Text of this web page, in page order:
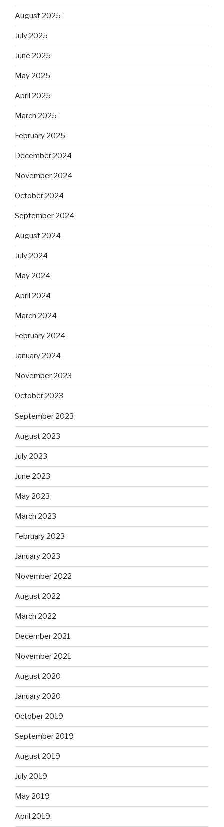
August 2025
July 2025
June 2025
May 2025
April 2025
March 2025
February 2025
December 2024
November 2024
October 2024
September 2024
August 2024
July 2024
May 2024
April 2024
March 2024
February 2024
January 2024
November 2023
October 2023
September 2023
August 2023
July 2023
June 2023
May 2023
March 2023
February 2023
January 2023
November 2022
August 2022
March 2022
December 2021
November 2021
August 2020
January 2020
October 2019
September 2019
August 2019
July 2019
May 2019
April 2019